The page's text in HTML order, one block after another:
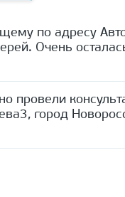
по адресу
Очень
провели
город